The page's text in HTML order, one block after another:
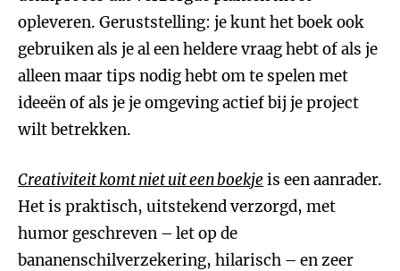
opleveren. Geruststelling: je kunt het boek ook
gebruiken als je al een heldere vraag hebt of als je
alleen maar tips nodig hebt om te spelen met
ideeën of als je je omgeving actief bij je project
wilt betrekken.
Creativiteit komt niet uit een boekje is een aanrader.
Het is praktisch, uitstekend verzorgd, met
humor geschreven – let op de
bananenschilverzekering, hilarisch – en zeer